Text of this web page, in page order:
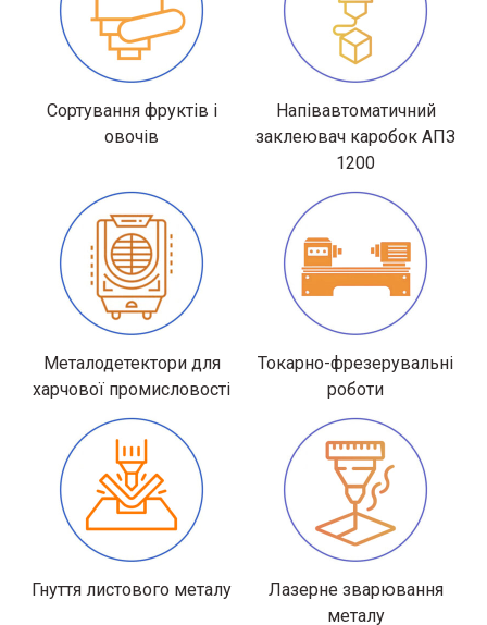
Сортування фруктів і
овочів
Напівавтоматичний
заклеювач каробок АПЗ
1200
Металодетектори для
харчової промисловості
Токарно-фрезерувальні
роботи
Гнуття листового металу
Лазерне зварювання
металу